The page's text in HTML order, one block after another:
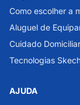
Como escolher a
Aluguel de
Cuidado Domiciliar
Tecnologias
AJUDA